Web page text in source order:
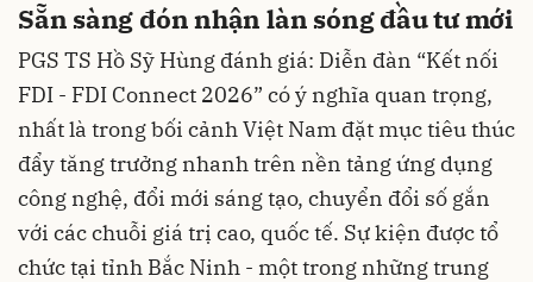
Sẵn sàng đón nhận làn sóng đầu tư mới
PGS TS Hồ Sỹ Hùng đánh giá: Diễn đàn “Kết nối
FDI - FDI Connect 2026” có ý nghĩa quan trọng,
nhất là trong bối cảnh Việt Nam đặt mục tiêu thúc
đẩy tăng trưởng nhanh trên nền tảng ứng dụng
công nghệ, đổi mới sáng tạo, chuyển đổi số gắn
với các chuỗi giá trị cao, quốc tế. Sự kiện được tổ
chức tại tỉnh Bắc Ninh - một trong những trung